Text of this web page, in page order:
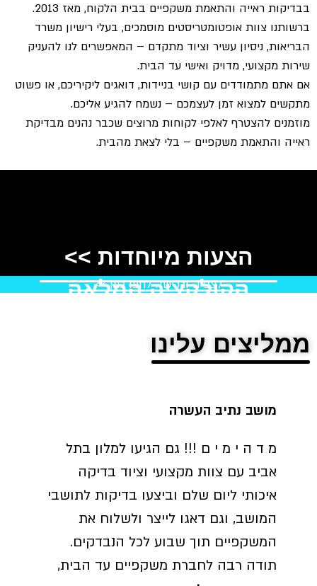
משקפיים בבית הלקוח, מאז 2013.
מוסמכים, בעלי רישיון משרד
עשיר וציוד מתקדם – המאפשרים לנו להעניק
ואישי עד הבית.
עם קושי בניידות, דואגים ליקיריכם, או פשוט
זמן לעצמכם – נשמח להגיע אליכם.
לאלפי לקוחות מרוצים שכבר נהנים מבדיקת
משקפיים – בלי לצאת מהבית.
מיוחדות >>
המלאה
לצפיה ורכישה לחצו כאן >>
עלינו
העשרה
מ י ם !!! גם הגיעו למלון בתל
צוות מקצועי וציוד בדיקה
ליום שלם וביצעו בדיקות לתושבי
וגם דאגו לייצר ולשלוח את
תוך שבוע לכל הנבדקים.
לחברת משקפיים עד הבית,